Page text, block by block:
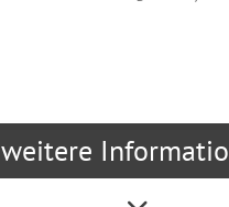
weitere